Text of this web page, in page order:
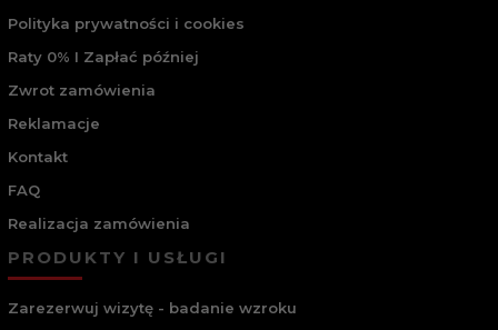
Polityka prywatności i cookies
Raty 0% I Zapłać później
Zwrot zamówienia
Reklamacje
Kontakt
FAQ
Realizacja zamówienia
PRODUKTY I USŁUGI
Zarezerwuj wizytę - badanie wzroku